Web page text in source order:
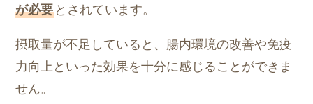
が必要 とされています。
摂取量が不足していると、腸内環境の改善や免疫
力向上といった効果を十分に感じることができま
せん。